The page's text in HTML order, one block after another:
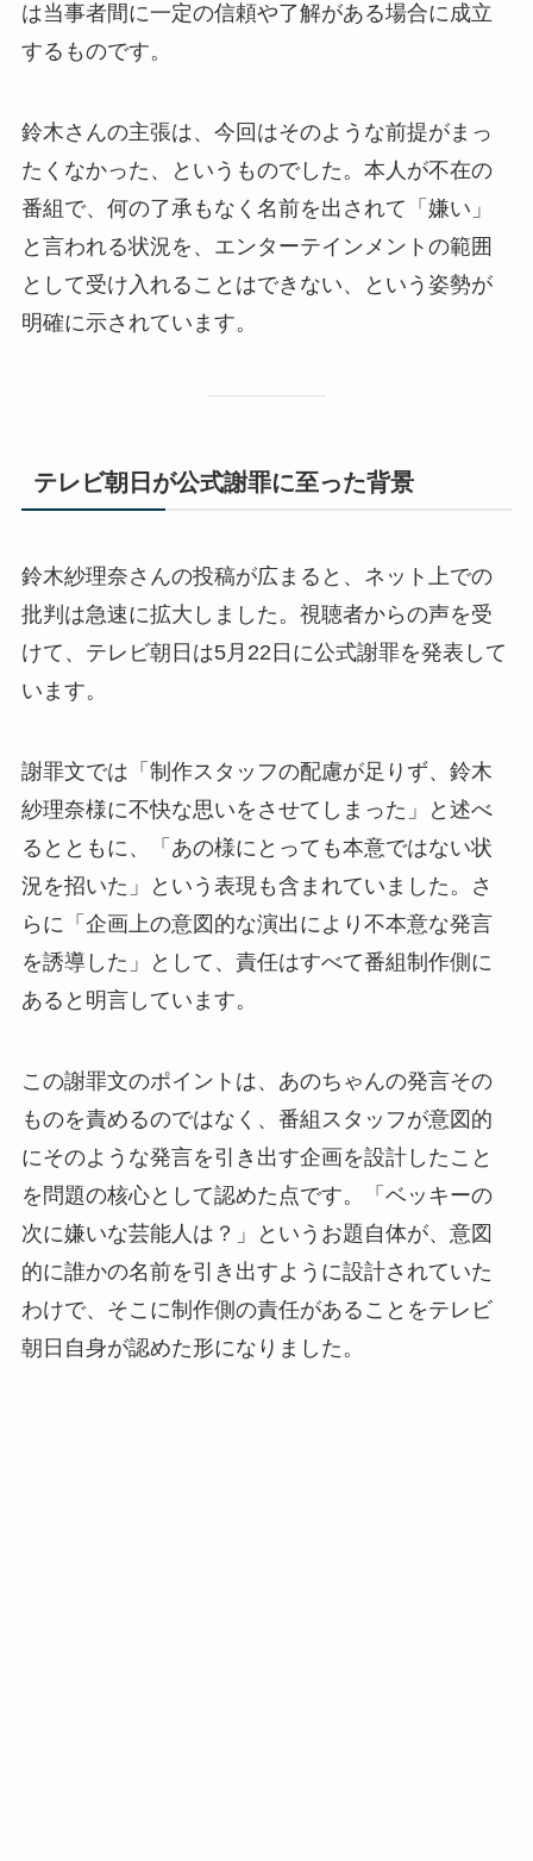
は当事者間に一定の信頼や了解がある場合に成立
するものです。
鈴木さんの主張は、今回はそのような前提がまっ
たくなかった、というものでした。本人が不在の
番組で、何の了承もなく名前を出されて「嫌い」
と言われる状況を、エンターテインメントの範囲
として受け入れることはできない、という姿勢が
明確に示されています。
テレビ朝日が公式謝罪に至った背景
鈴木紗理奈さんの投稿が広まると、ネット上での
批判は急速に拡大しました。視聴者からの声を受
けて、テレビ朝日は5月22日に公式謝罪を発表して
います。
謝罪文では「制作スタッフの配慮が足りず、鈴木
紗理奈様に不快な思いをさせてしまった」と述べ
るとともに、「あの様にとっても本意ではない状
況を招いた」という表現も含まれていました。さ
らに「企画上の意図的な演出により不本意な発言
を誘導した」として、責任はすべて番組制作側に
あると明言しています。
この謝罪文のポイントは、あのちゃんの発言その
ものを責めるのではなく、番組スタッフが意図的
にそのような発言を引き出す企画を設計したこと
を問題の核心として認めた点です。「ベッキーの
次に嫌いな芸能人は？」というお題自体が、意図
的に誰かの名前を引き出すように設計されていた
わけで、そこに制作側の責任があることをテレビ
朝日自身が認めた形になりました。